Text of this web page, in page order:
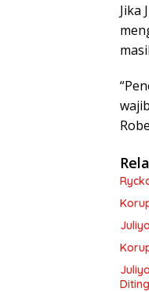
Jika